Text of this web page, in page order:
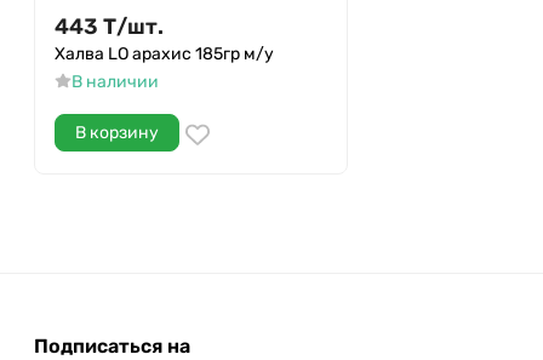
443 Т/шт.
Халва LO арахис 185гр м/у
В наличии
В корзину
Подписаться на